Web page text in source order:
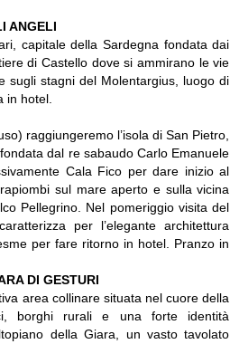
ANGELI
capitale della Sardegna fondata dai
di Castello dove si ammirano le vie
sugli stagni del Molentargius, luogo di
in hotel.
raggiungeremo l’isola di San Pietro,
dal re sabaudo Carlo Emanuele
Cala Fico per dare inizio al
sul mare aperto e sulla vicina
Pellegrino. Nel pomeriggio visita del
per l’elegante architettura
per fare ritorno in hotel. Pranzo in
DI GESTURI
area collinare situata nel cuore della
borghi rurali e una forte identità
della Giara, un vasto tavolato